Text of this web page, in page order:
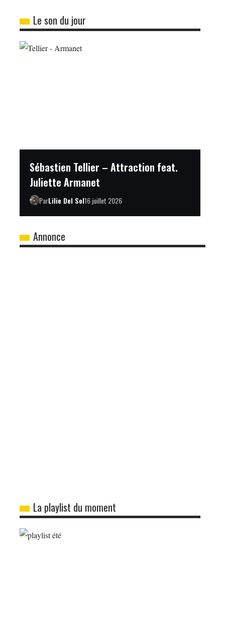
Le son du jour
Sébastien Tellier – Attraction feat.
Juliette Armanet
ParLilie Del Sol16 juillet 2026
Annonce
La playlist du moment